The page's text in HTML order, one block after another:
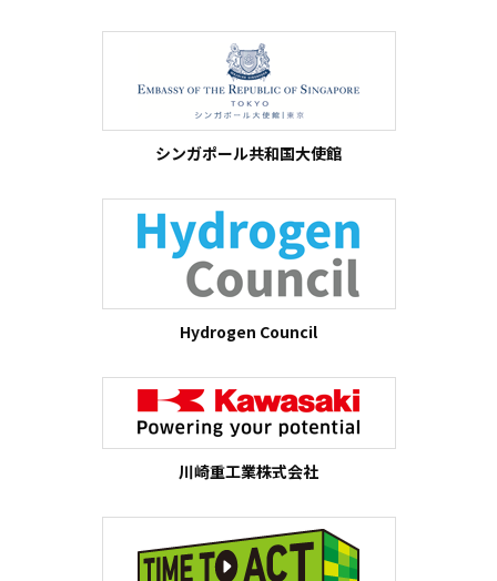
シンガポール共和国大使館
Hydrogen Council
川崎重工業株式会社